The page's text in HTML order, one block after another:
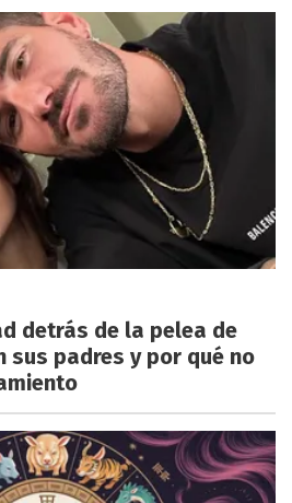
detrás de la pelea de
sus padres y por qué no